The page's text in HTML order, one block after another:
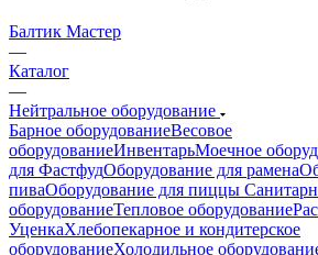
Балтик Мастер
—
Каталог
—
Нейтральное оборудование
Барное оборудованиеВесовое
оборудованиеИнвентарьМоечное
для ФастфудОборудование для рамена
пиваОборудование для пиццы
оборудованиеТепловое оборудование
УценкаХлебопекарное и кондитерское
оборудованиеХолодильное